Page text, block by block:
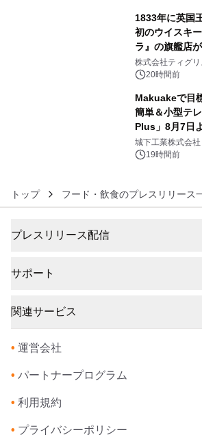
1833年に英国
初のウイスキ
ラ』の旗艦店
生 バカルディ
没入型バー「
株式会社ティグリ
20時間前
Makuakeで目
簡単＆小型テ
Plus」8月7日
ーブル1本つな
ぐっと豊かに
城下工業株式会社
19時間前
トップ フード・飲食のプレスリリース
プレスリリース配信
サポート
関連サービス
• 運営会社
• パートナープログラム
• 利用規約
• プライバシーポリシー